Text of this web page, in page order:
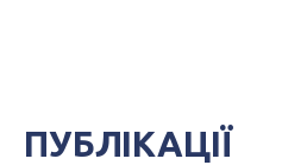
ПУБЛІКАЦІЇ